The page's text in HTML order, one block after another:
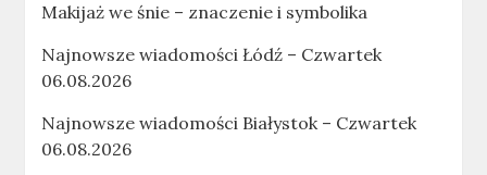
Makijaż we śnie – znaczenie i symbolika
Najnowsze wiadomości Łódź – Czwartek
06.08.2026
Najnowsze wiadomości Białystok – Czwartek
06.08.2026